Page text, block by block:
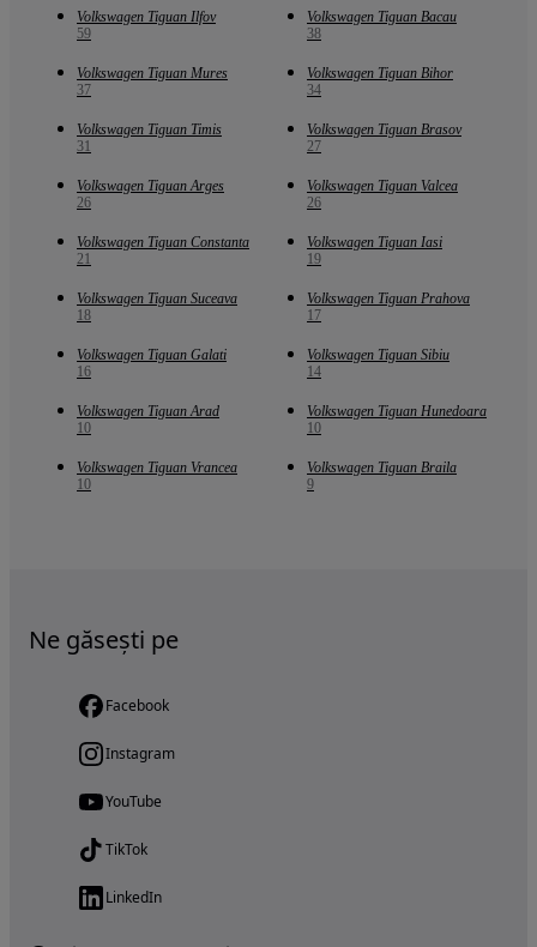
Volkswagen Tiguan Ilfov
59
Volkswagen Tiguan Bacau
38
Volkswagen Tiguan Mures
37
Volkswagen Tiguan Bihor
34
Volkswagen Tiguan Timis
31
Volkswagen Tiguan Brasov
27
Volkswagen Tiguan Arges
26
Volkswagen Tiguan Valcea
26
Volkswagen Tiguan Constanta
21
Volkswagen Tiguan Iasi
19
Volkswagen Tiguan Suceava
18
Volkswagen Tiguan Prahova
17
Volkswagen Tiguan Galati
16
Volkswagen Tiguan Sibiu
14
Volkswagen Tiguan Arad
10
Volkswagen Tiguan Hunedoara
10
Volkswagen Tiguan Vrancea
10
Volkswagen Tiguan Braila
9
Ne găsești pe
Facebook
Instagram
YouTube
TikTok
LinkedIn